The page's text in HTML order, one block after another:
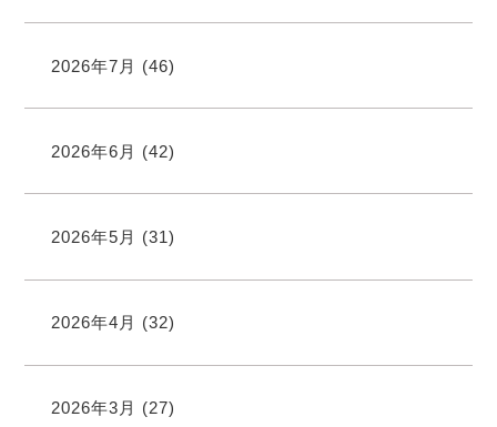
2026年7月 (46)
2026年6月 (42)
2026年5月 (31)
2026年4月 (32)
2026年3月 (27)